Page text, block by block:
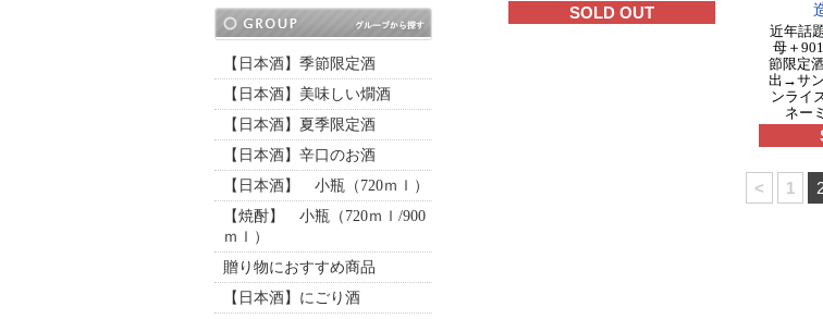
【日本酒】季節限定酒
【日本酒】美味しい燗酒
【日本酒】夏季限定酒
【日本酒】辛口のお酒
【日本酒】 小瓶（720ｍｌ）
【焼酎】 小瓶（720ｍｌ/900
ｍｌ）
贈り物におすすめ商品
【日本酒】にごり酒
SOLD OUT
近年話
母＋
節限定
出→サ
ンライ
ネー
< 1